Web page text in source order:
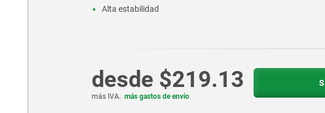
Alta estabilidad
desde $219.13
más IVA. más gastos de envío